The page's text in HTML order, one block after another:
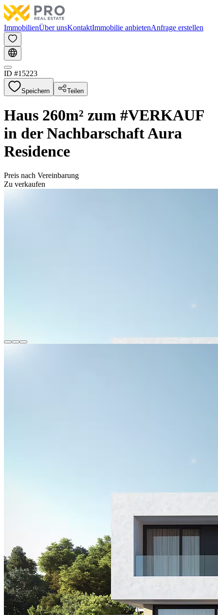
ImmobilienÜber unsKontaktImmobilie anbietenAnfrage erstellen
ID #15223
Speichern Teilen
Haus 260m² zum #VERKAUF
in der Nachbarschaft Aura
Residence
Preis nach Vereinbarung
Zu verkaufen